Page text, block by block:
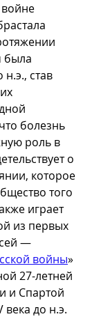
была
н.э., став
болезнь
роль в
о
которое
того
играет
из первых
—
войны»
27-летней
и Спартой
до н.э.